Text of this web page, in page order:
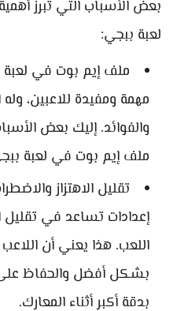
بعض الأسباب التي تبرز
لعبة ببجي:
مهمة ومفيدة للاعبين،
والفوائد. إليك بعض
ملف إيم بوت في لعبة
تقليل الاهتزاز
إعدادات تساعد في تقليل
اللعب. هذا يعني أن
بشكل أفضل والحفاظ على
بدقة أكبر أثناء المعارك.